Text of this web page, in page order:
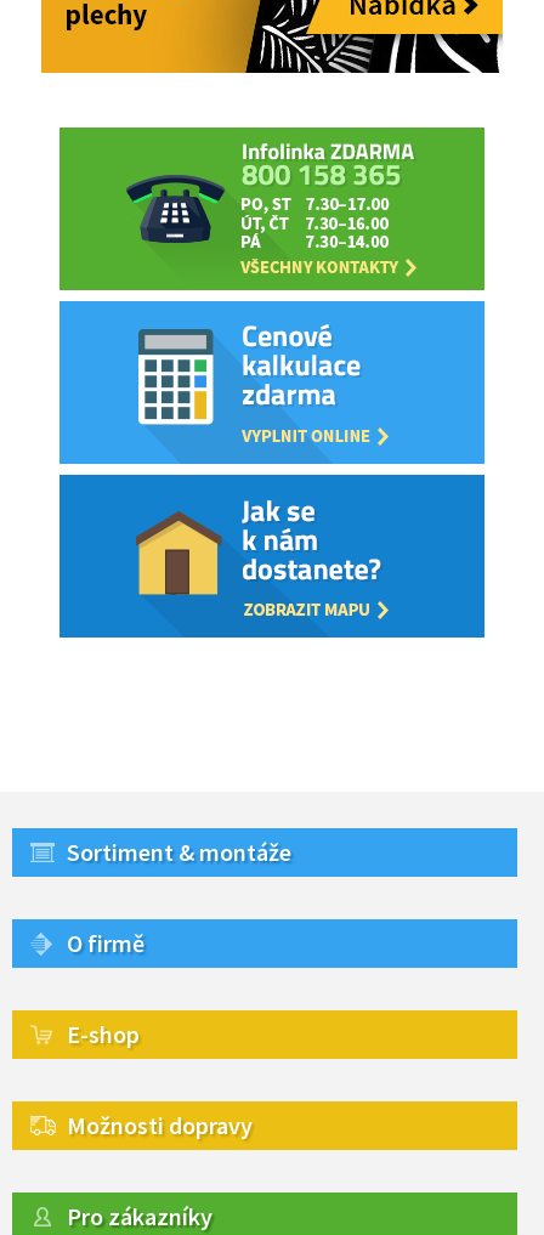
Sortiment & montáže
O firmě
E-shop
Možnosti dopravy
Pro zákazníky